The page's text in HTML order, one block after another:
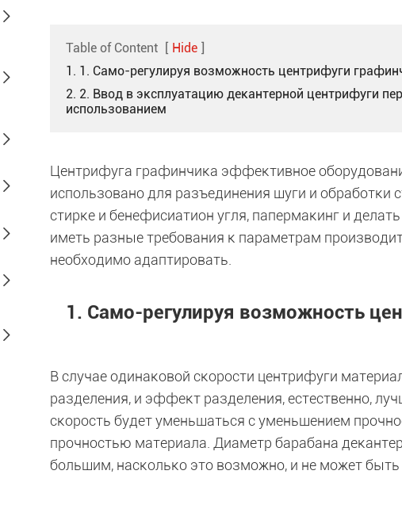







Table of Content [ Hide ]
1. 1. Само-регулируя возможность центрифуги
2. 2. Ввод в эксплуатацию декантерной центрифуги
использованием
Центрифуга графинчика эффективное
использовано для разъединения шуги и обработки
стирке и бенефисиатион угля, папермакинг и
иметь разные требования к параметрам
необходимо адаптировать.
1. Само-регулируя возможность
В случае одинаковой скорости центрифуги
разделения, и эффект разделения, естественно,
скорость будет уменьшаться с уменьшением
прочностью материала. Диаметр барабана
большим, насколько это возможно, и не может быть